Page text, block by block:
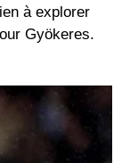
à explorer
Gyökeres.